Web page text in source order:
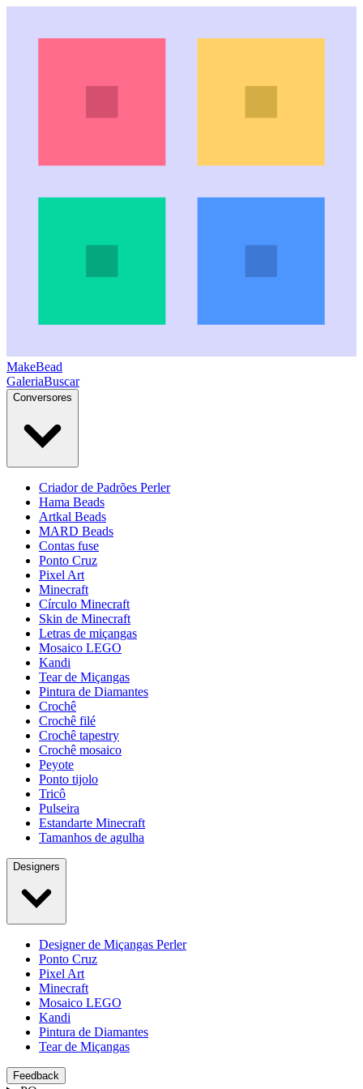
MakeBead
GaleriaBuscar
Conversores
Criador de Padrões Perler
Hama Beads
Artkal Beads
MARD Beads
Contas fuse
Ponto Cruz
Pixel Art
Minecraft
Círculo Minecraft
Skin de Minecraft
Letras de miçangas
Mosaico LEGO
Kandi
Tear de Miçangas
Pintura de Diamantes
Crochê
Crochê filé
Crochê tapestry
Crochê mosaico
Peyote
Ponto tijolo
Tricô
Pulseira
Estandarte Minecraft
Tamanhos de agulha
Designers
Designer de Miçangas Perler
Ponto Cruz
Pixel Art
Minecraft
Mosaico LEGO
Kandi
Pintura de Diamantes
Tear de Miçangas
Feedback